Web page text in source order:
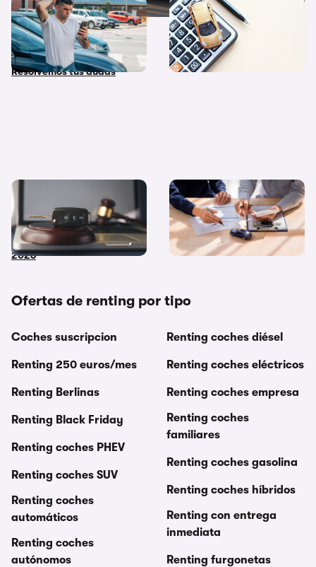
¿Qué diferencias hay entre
coche nuevo, coche de
stock y coche de Km 0?
Resolvemos tus dudas
Quiero un coche nuevo… ¿lo
pago al contado o financio
su compra?
Coches de subasta pública:
dónde y cómo comprar
coches embargados en
2026
Diferencias entre
financiación y renting ¿Cuál
me interesa más?
Ofertas de renting por tipo
Coches suscripcion
Renting 250 euros/mes
Renting Berlinas
Renting Black Friday
Renting coches PHEV
Renting coches SUV
Renting coches
automáticos
Renting coches
autónomos
Renting coches diésel
Renting coches eléctricos
Renting coches empresa
Renting coches
familiares
Renting coches gasolina
Renting coches híbridos
Renting con entrega
inmediata
Renting furgonetas